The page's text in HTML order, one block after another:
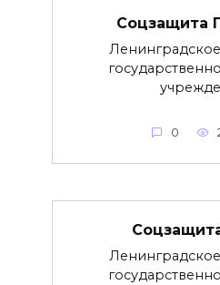
Соцзащита
0